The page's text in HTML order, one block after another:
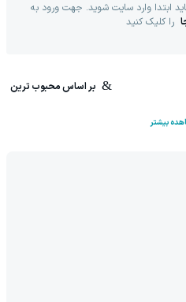
ابتدا وارد سایت شوید. جهت ورود به
را کلیک کنید
بر اساس محبوب ترین
بیشتر